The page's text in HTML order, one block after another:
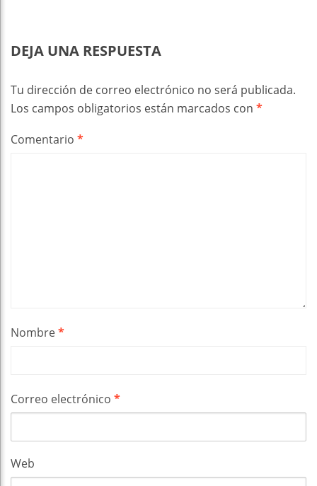
DEJA UNA RESPUESTA
Tu dirección de correo electrónico no será publicada.
Los campos obligatorios están marcados con *
Comentario *
Nombre*
Correo electrónico *
Web